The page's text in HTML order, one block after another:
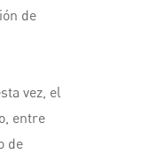
de
vez, el
entre
de